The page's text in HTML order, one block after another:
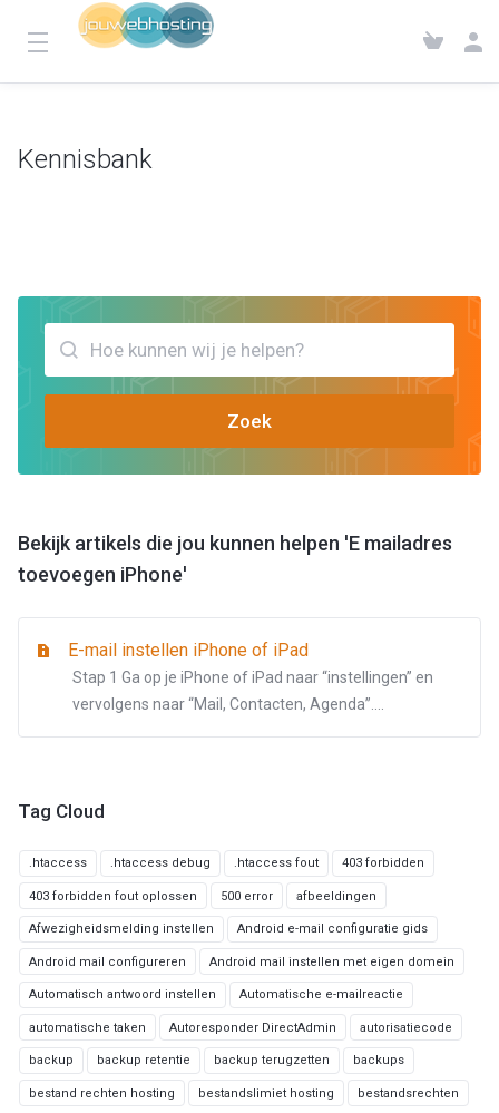
Kennisbank
Zoek
Bekijk artikels die jou kunnen helpen 'E mailadres
toevoegen iPhone'
E-mail instellen iPhone of iPad
Stap 1 Ga op je iPhone of iPad naar “instellingen” en
vervolgens naar “Mail, Contacten, Agenda”....
Tag Cloud
.htaccess .htaccess debug .htaccess fout 403 forbidden
403 forbidden fout oplossen 500 error afbeeldingen
Afwezigheidsmelding instellen Android e-mail configuratie gids
Android mail configureren Android mail instellen met eigen domein
Automatisch antwoord instellen Automatische e-mailreactie
automatische taken Autoresponder DirectAdmin autorisatiecode
backup backup retentie backup terugzetten backups
bestand rechten hosting bestandslimiet hosting bestandsrechten